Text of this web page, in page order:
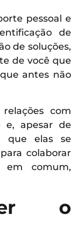
pessoal e
de
de soluções,
de você que
antes não
com
e, apesar de
que elas se
colaborar
em comum,
o